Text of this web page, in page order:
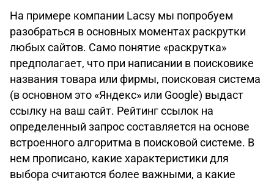
На примере компании Lacsy мы попробуем
разобраться в основных моментах раскрутки
любых сайтов. Само понятие «раскрутка»
предполагает, что при написании в поисковике
названия товара или фирмы, поисковая система
(в основном это «Яндекс» или Google) выдаст
ссылку на ваш сайт. Рейтинг ссылок на
определенный запрос составляется на основе
встроенного алгоритма в поисковой системе. В
нем прописано, какие характеристики для
выбора считаются более важными, а какие